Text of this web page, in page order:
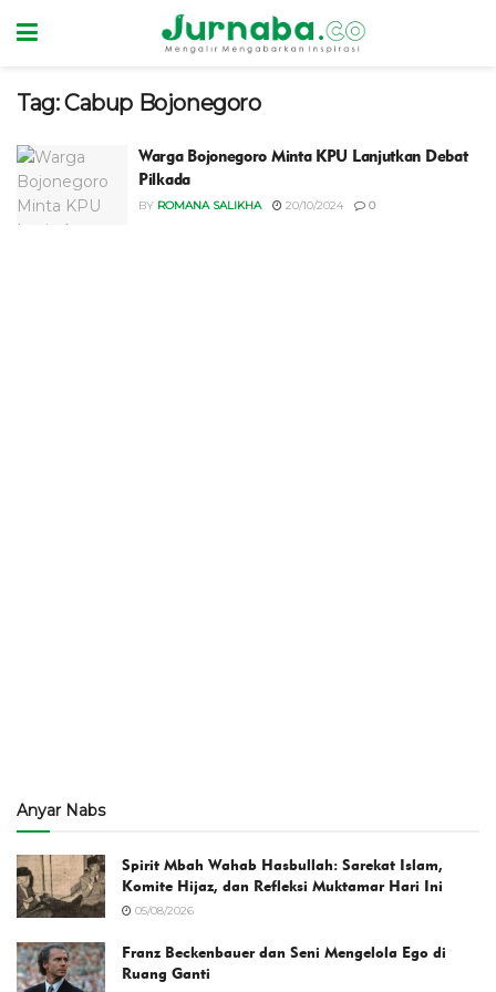
Tag:Cabup Bojonegoro
Warga Bojonegoro Minta KPU Lanjutkan Debat
Pilkada
BY ROMANA SALIKHA 20/10/2024 0
Anyar Nabs
Spirit Mbah Wahab Hasbullah: Sarekat Islam,
Komite Hijaz, dan Refleksi Muktamar Hari Ini
05/08/2026
Franz Beckenbauer dan Seni Mengelola Ego di
Ruang Ganti